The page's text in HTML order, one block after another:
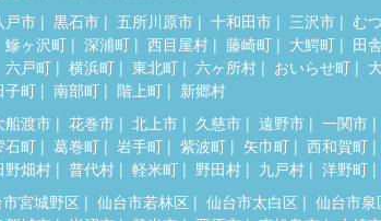
戸市 黒石市 五所川原市 十和田市 三沢市
む
鰺ヶ沢町 深浦町 西目屋村 藤崎町 大鰐町
田
六戸町 横浜町 東北町 六ヶ所村 おいらせ町
子町 南部町 階上町 新郷村
船渡市 花巻市 北上市 久慈市 遠野市
一関市
石町 葛巻町 岩手町 紫波町 矢巾町
西和賀町
野畑村 普代村 軽米町 野田村 九戸村 洋野町
宮城野区 仙台市若林区 仙台市太白区
仙台市泉